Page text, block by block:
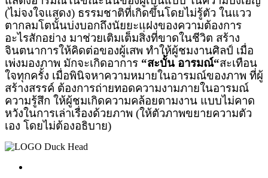
(ไม่จงใจแสดง) ธรรมชาติที่เกิดขึ้นโดยไม่รู้ตัว ในแวว
ตากลมโตนั้นบ่งบอกถึงนัยยะแฝงของความต้องการ
อะไรสักอย่าง มาช่วยเติมเต็มสิ่งที่ขาดในชีวิต สร้าง
จินตนาการให้คิดต่อของผู้เสพ ทำให้ผู้ชมงานศิลป์ เมื่อ
เพ่งมองภาพ มักจะเกิดอาการ “สะบั้น อารมณ์“สะเทือน
ใจทุกครั้ง เมื่อพินิจหาความหมายในอารมณ์ของภาพ ที่ผู้
สร้างสรรค์ ต้องการถ่ายทอดความงามภายในอารมณ์
ความรู้สึก ให้ผู้ชมเกิดความคล้อยตามงาน แบบไม่คาด
หวังในการเล่าเรื่องด้วยภาพ (ให้ตัวภาพขยายความตัว
เอง โดยไม่ต้องอธิบาย)